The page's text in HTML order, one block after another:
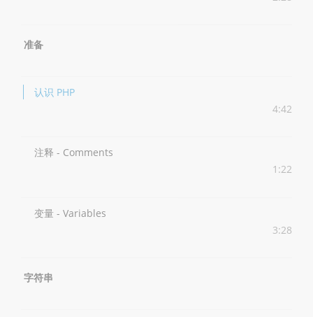
准备
认识 PHP
4:42
注释 - Comments
1:22
变量 - Variables
3:28
字符串